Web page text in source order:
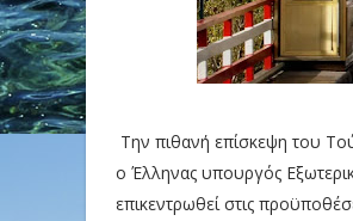
Την πιθανή επίσκεψη του
ο Έλληνας υπουργός
επικεντρωθεί στις